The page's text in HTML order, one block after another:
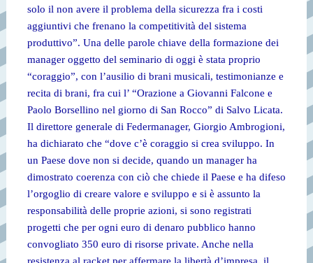
solo il non avere il problema della sicurezza fra i costi
aggiuntivi che frenano la competitività del sistema
produttivo”. Una delle parole chiave della formazione dei
manager oggetto del seminario di oggi è stata proprio
“coraggio”, con l’ausilio di brani musicali, testimonianze e
recita di brani, fra cui l’ “Orazione a Giovanni Falcone e
Paolo Borsellino nel giorno di San Rocco” di Salvo Licata.
Il direttore generale di Federmanager, Giorgio Ambrogioni,
ha dichiarato che “dove c’è coraggio si crea sviluppo. In
un Paese dove non si decide, quando un manager ha
dimostrato coerenza con ciò che chiede il Paese e ha difeso
l’orgoglio di creare valore e sviluppo e si è assunto la
responsabilità delle proprie azioni, si sono registrati
progetti che per ogni euro di denaro pubblico hanno
convogliato 350 euro di risorse private. Anche nella